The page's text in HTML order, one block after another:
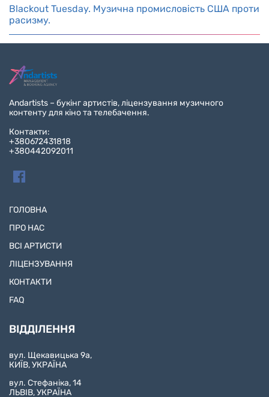
Blackout Tuesday. Музична промисловість США проти
расизму.
Andartists – букінг артистів, ліцензування музичного
контенту для кіно та телебачення.
Контакти:
+380672431818
+380442092011
ГОЛОВНА
ПРО НАС
ВСІ АРТИСТИ
ЛІЦЕНЗУВАННЯ
КОНТАКТИ
FAQ
ВІДДІЛЕННЯ
вул. Щекавицька 9а,
КИЇВ, УКРАЇНА
вул. Стефаніка, 14
ЛЬВІВ, УКРАЇНА